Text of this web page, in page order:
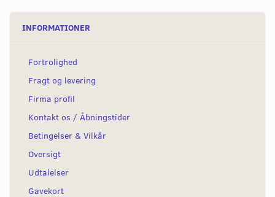
INFORMATIONER
Fortrolighed
Fragt og levering
Firma profil
Kontakt os / Åbningstider
Betingelser & Vilkår
Oversigt
Udtalelser
Gavekort